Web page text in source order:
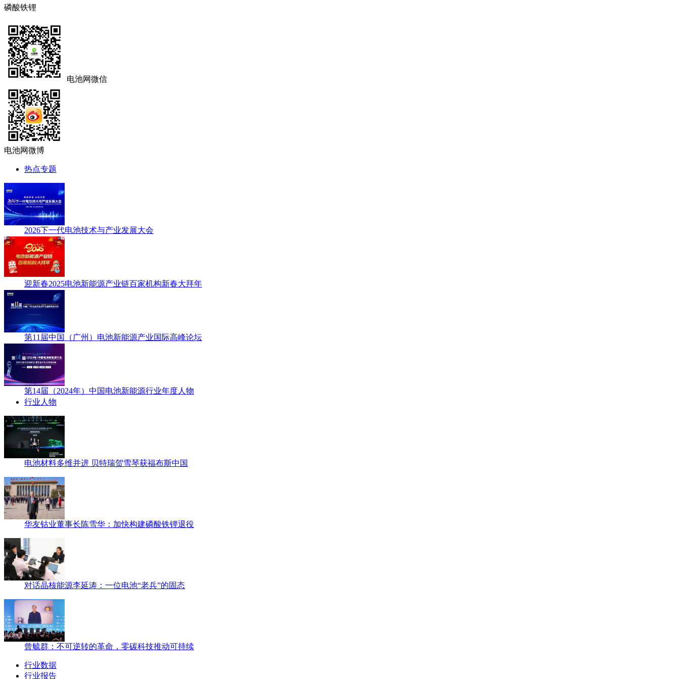
磷酸铁锂
电池网微信
电池网微博
热点专题
2026下一代电池技术与产业发展大会
迎新春2025电池新能源产业链百家机构新春大拜年
第11届中国（广州）电池新能源产业国际高峰论坛
第14届（2024年）中国电池新能源行业年度人物
行业人物
电池材料多维并进 贝特瑞贺雪琴获福布斯中国
华友钴业董事长陈雪华：加快构建磷酸铁锂退役
对话晶核能源李延涛：一位电池“老兵”的固态
曾毓群：不可逆转的革命，零碳科技推动可持续
行业数据
行业报告